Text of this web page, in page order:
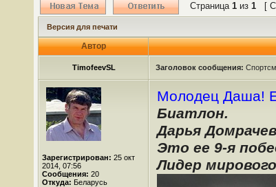
Страница 1 из 1 [
Версия для печати
Автор
TimofeevSL Заголовок сообщения:
Зарегистрирован: 25 окт
2014, 07:56
Сообщения: 20
Откуда: Беларусь
Молодец Даша!
Биатлон.
Дарья
Это ее 9-я
Лидер